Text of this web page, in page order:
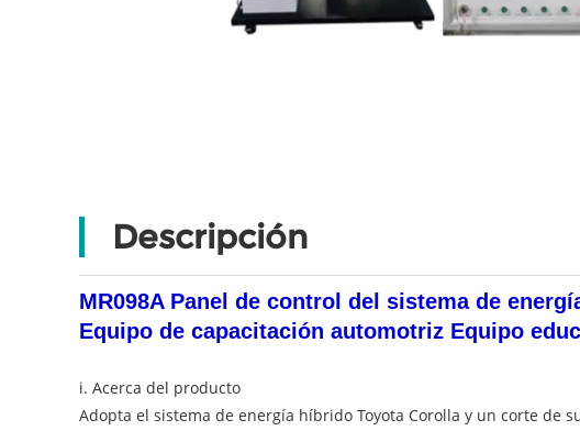
Descripción
MR098A Panel de control del sistema de
Equipo de capacitación automotriz Equipo
i. Acerca del producto
Adopta el sistema de energía híbrido Toyota Corolla y un corte